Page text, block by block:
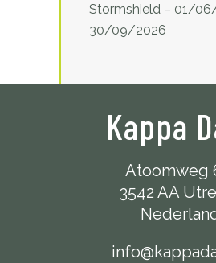
Stormshield – 01/
30/09/2026
Kappa
Atoomweg
3542 AA